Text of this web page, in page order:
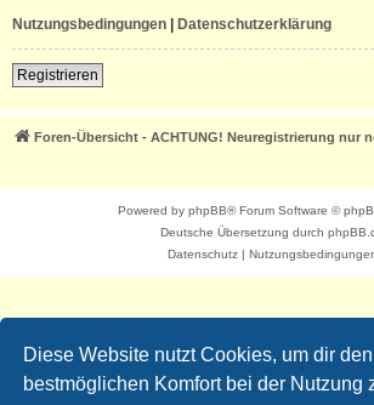
Diese Website nutzt Cookies, um dir den
bestmöglichen Komfort bei der Nutzung
Nutzungsbedingungen | Datenschutzerklärung
Registrieren
Foren-Übersicht - ACHTUNG! Neuregistrierung nur
Powered by phpBB® Forum Software ©
Deutsche Übersetzung durch
Datenschutz|